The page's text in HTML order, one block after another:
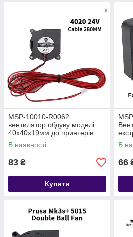
MSP-10010-R0062
вентилятор обдуву моделі
40х40х19мм до принтерів
Voron 2.4 R2
В наявності
83 ₴
Купити
3D
В
66